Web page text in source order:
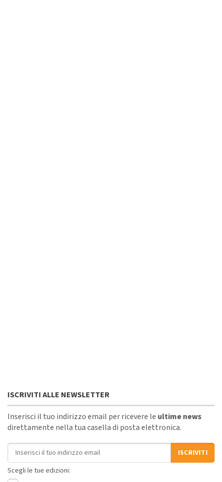
ISCRIVITI ALLE NEWSLETTER
Inserisci il tuo indirizzo email per ricevere le ultime news
direttamente nella tua casella di posta elettronica.
Indirizzo email
ISCRIVITI
Scegli le tue edizioni: